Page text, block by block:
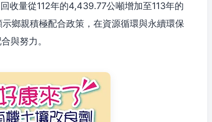
收量從112年的4,439.77公噸增加至113年的
鄉親積極配合政策，在資源循環與永續環保
與努力。